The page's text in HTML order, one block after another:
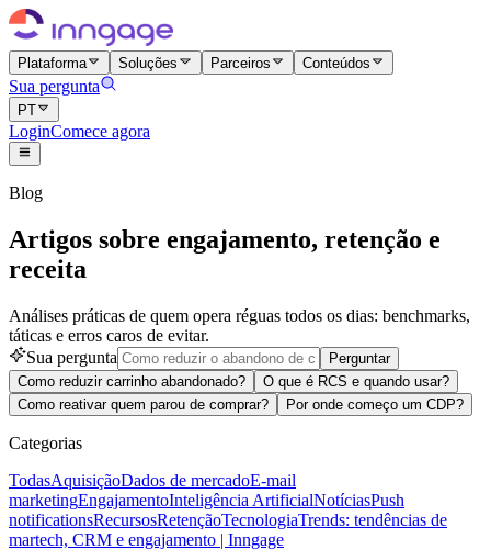
Plataforma Soluções Parceiros Conteúdos
Sua pergunta
PT
LoginComece agora
Blog
Artigos sobre engajamento, retenção e
receita
Análises práticas de quem opera réguas todos os dias: benchmarks,
táticas e erros caros de evitar.
Sua pergunta
Perguntar
Como reduzir carrinho abandonado?
O que é RCS e quando usar?
Como reativar quem parou de comprar?
Por onde começo um CDP?
Categorias
TodasAquisiçãoDados de mercadoE-mail
marketingEngajamentoInteligência ArtificialNotíciasPush
notificationsRecursosRetençãoTecnologiaTrends: tendências de
martech, CRM e engajamento | Inngage